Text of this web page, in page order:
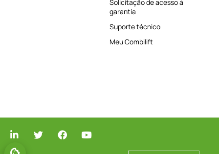
Solicitação de acesso à
garantia
Suporte técnico
Meu Combilift